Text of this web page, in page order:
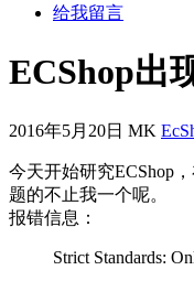
给我留言
ECShop出
2016年5月20日 MK
今天开始研究ECShop
题的不止我一个呢。
报错信息：
Strict Standards: